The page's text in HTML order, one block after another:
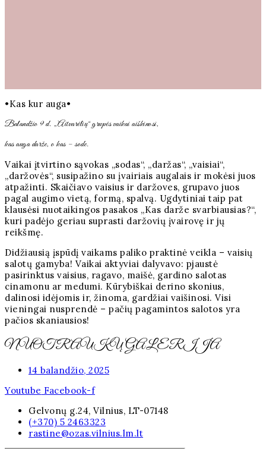
•Kas kur auga•
Balandžio 9 d. „Aitvarėlių“ grupės vaikai aiškinosi,
kas auga darže, o kas – sode.
Vaikai įtvirtino sąvokas „sodas“, „daržas“, „vaisiai“,
„daržovės“, susipažino su įvairiais augalais ir mokėsi juos
atpažinti. Skaičiavo vaisius ir daržoves, grupavo juos
pagal augimo vietą, formą, spalvą. Ugdytiniai taip pat
klausėsi nuotaikingos pasakos „Kas darže svarbiausias?“,
kuri padėjo geriau suprasti daržovių įvairovę ir jų
reikšmę.
Didžiausią įspūdį vaikams paliko praktinė veikla – vaisių
salotų gamyba! Vaikai aktyviai dalyvavo: pjaustė
pasirinktus vaisius, ragavo, maišė, gardino salotas
cinamonu ar medumi. Kūrybiškai derino skonius,
dalinosi idėjomis ir, žinoma, gardžiai vaišinosi. Visi
vieningai nusprendė – pačių pagamintos salotos yra
pačios skaniausios!
NUOTRAUKŲ GALERIJA
14 balandžio, 2025
Youtube Facebook-f
Gelvonų g.24, Vilnius, LT-07148
(+370) 5 2463323
rastine@ozas.vilnius.lm.lt